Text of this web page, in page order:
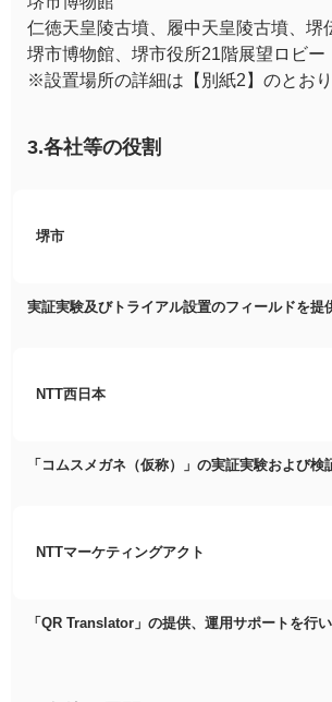
仁徳天皇陵古墳、履中天皇陵古墳、堺
堺市博物館、堺市役所21階展望ロビー
※設置場所の詳細は【別紙2】のとおり
3.各社等の役割
堺市
実証実験及びトライアル設置のフィールドを提
NTT西日本
「コムスメガネ（仮称）」の実証実験および検
NTTマーケティングアクト
「QR Translator」の提供、運用サポートを行い